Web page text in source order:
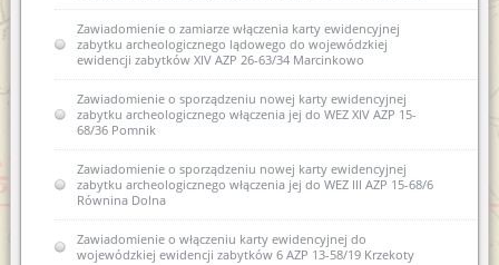
Zawiadomienie o zamiarze włączenia karty ewidencyjnej
zabytku archeologicznego lądowego do wojewódzkiej
ewidencji zabytków XIV AZP 26-63/34 Marcinkowo
Zawiadomienie o sporządzeniu nowej karty ewidencyjnej
zabytku archeologicznego włączenia jej do WEZ XIV AZP 15-
68/36 Pomnik
Zawiadomienie o sporządzeniu nowej karty ewidencyjnej
zabytku archeologicznego włączenia jej do WEZ III AZP 15-68/6
Równina Dolna
Zawiadomienie o włączeniu karty ewidencyjnej do
wojewódzkiej ewidencji zabytków 6 AZP 13-58/19 Krzekoty